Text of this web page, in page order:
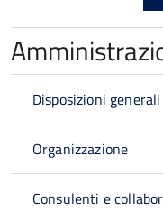
Disposizioni generali
Organizzazione
Consulenti e